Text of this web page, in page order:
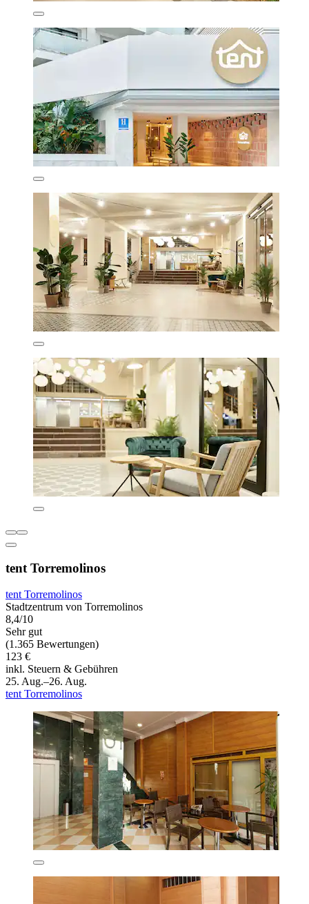
tent Torremolinos
tent Torremolinos
Stadtzentrum von Torremolinos
8,4/10
Sehr gut
(1.365 Bewertungen)
123 €
inkl. Steuern & Gebühren
25. Aug.–26. Aug.
tent Torremolinos